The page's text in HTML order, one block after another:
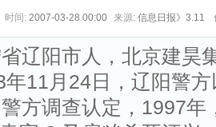
时间: 2007-03-28 00:00 来源: 信息日报》3.11
辽阳市人，北京建昊
11月24日，辽阳警方
方调查认定，1997年